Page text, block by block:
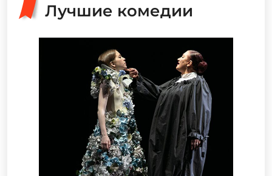
Лучшие комедии